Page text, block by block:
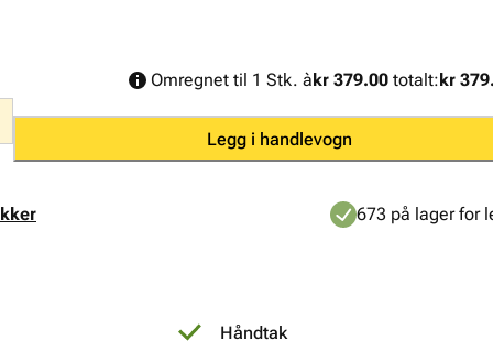
Omregnet til 1 Stk. à kr 379.00 totalt: kr
Legg i handlevogn
673 på lager for
Håndtak